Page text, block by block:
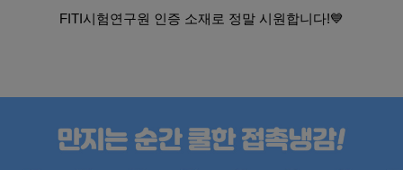
FITI시험연구원 인증 소재로 정말 시원합니다!💙